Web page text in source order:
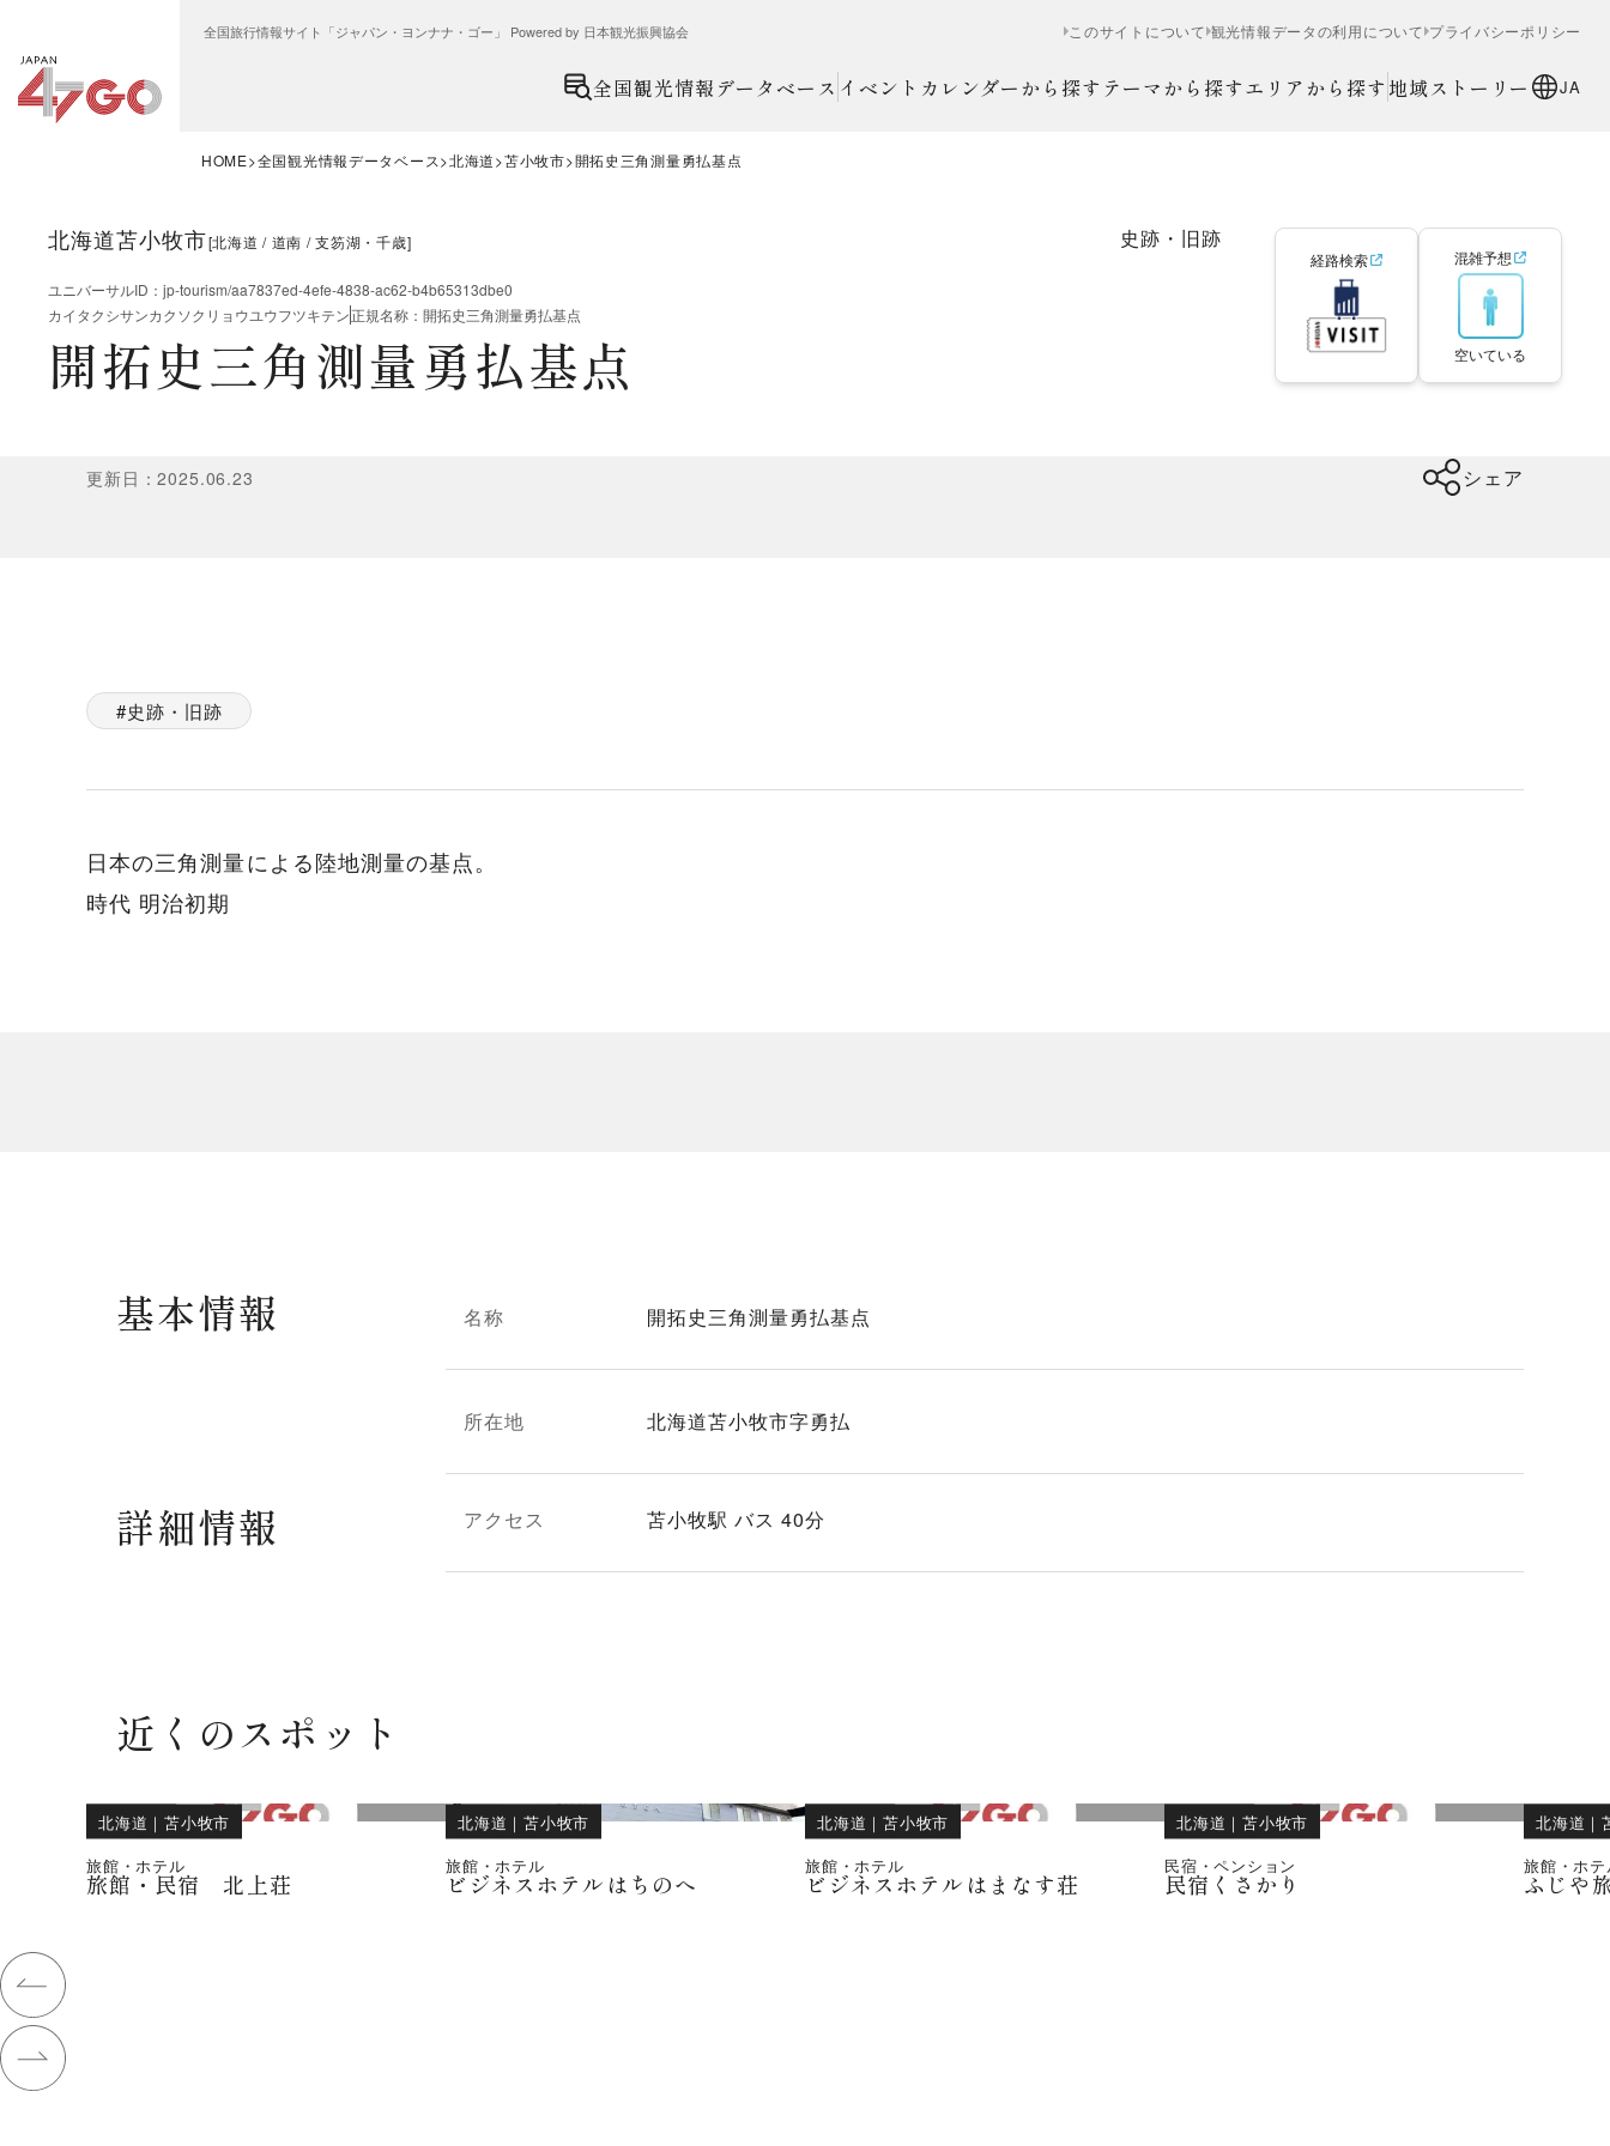
全国旅行情報サイト「ジャパン・ヨンナナ・ゴー」 Powered by 日本観光振興協会 このサイトについて 観光情報データの利用について プライバシーポリシー
全国観光情報データベース イベントカレンダーから探す テーマから探すエリアから探す 地域ストーリー JA
HOME 全国観光情報データベース 北海道 苫小牧市 開拓史三角測量勇払基点
北海道苫小牧市[北海道 道南 支笏湖・千歳] 史跡・旧跡
ユニバーサルID ： jp-tourism/aa7837ed-4efe-4838-ac62-b4b65313dbe0
カイタクシサンカクソクリョウユウフツキテン正規名称 ： 開拓史三角測量勇払基点
開拓史三角測量勇払基点
経路検索 混雑予想
空いている
更新日 ：2025.06.23 シェア
史跡・旧跡
日本の三角測量による陸地測量の基点。
時代 明治初期
基本情報 名称 開拓史三角測量勇払基点
所在地 北海道苫小牧市字勇払
詳細情報 アクセス 苫小牧駅 バス 40分
近くのスポット
北海道 ｜苫小牧市
旅館・ホテル
旅館・民宿 北上荘
北海道 ｜苫小牧市
旅館・ホテル
ビジネスホテルはちのへ
北海道 ｜苫小牧市
旅館・ホテル
ビジネスホテルはまなす荘
北海道 ｜苫小牧市
民宿・ペンション
民宿くさかり
北海道 ｜
旅館・ホ
ふじや